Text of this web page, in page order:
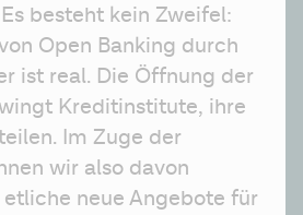
besteht kein Zweifel:
Open Banking durch
ist real. Die Öffnung der
Kreditinstitute, ihre
Im Zuge der
wir also davon
etliche neue Angebote für